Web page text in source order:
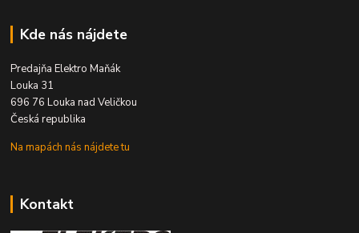
Kde nás nájdete
Predajňa Elektro Maňák
Louka 31
696 76 Louka nad Veličkou
Česká republika
Na mapách nás nájdete tu
Kontakt